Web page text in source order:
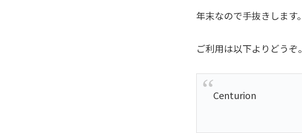
年末なので手抜きします。
ご利用は以下よりどうぞ。
Centurion